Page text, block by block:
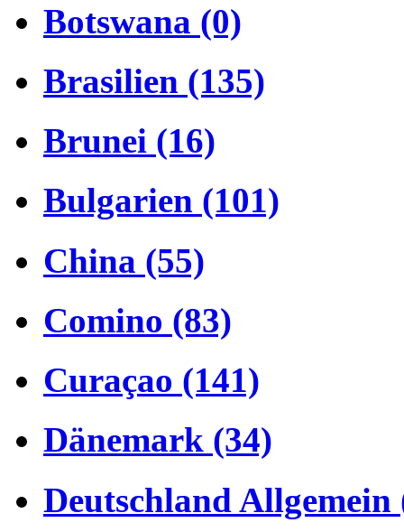
Botswana (0)
Brasilien (135)
Brunei (16)
Bulgarien (101)
China (55)
Comino (83)
Curaçao (141)
Dänemark (34)
Deutschland Allgemein